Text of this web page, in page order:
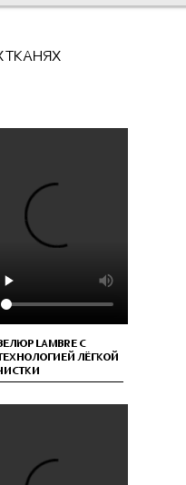
ТКАНЯХ
ВЕЛЮР LAMBRE С
ЛЁГКОЙ